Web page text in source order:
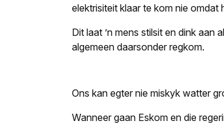
elektrisiteit klaar te kom nie omdat
Dit laat ’n mens stilsit en dink aan
algemeen daarsonder regkom.
Ons kan egter nie miskyk watter
Wanneer gaan Eskom en die